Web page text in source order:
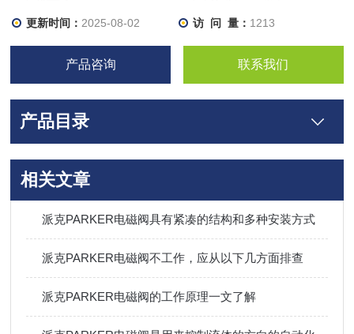
调更新时间： 2025-08-02 访 问 量： 1213
产品咨询 联系我们
产品目录
相关文章
派克PARKER电磁阀具有紧凑的结构和多种安装方式
派克PARKER电磁阀不工作，应从以下几方面排查
派克PARKER电磁阀的工作原理一文了解